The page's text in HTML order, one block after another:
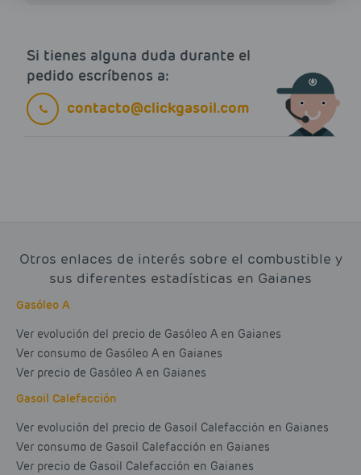
Si tienes alguna duda durante el
pedido escríbenos a:
contacto@clickgasoil.com
Otros enlaces de interés sobre el combustible y
sus diferentes estadísticas en Gaianes
Gasóleo A
Ver evolución del precio de Gasóleo A en Gaianes
Ver consumo de Gasóleo A en Gaianes
Ver precio de Gasóleo A en Gaianes
Gasoil Calefacción
Ver evolución del precio de Gasoil Calefacción en Gaianes
Ver consumo de Gasoil Calefacción en Gaianes
Ver precio de Gasoil Calefacción en Gaianes